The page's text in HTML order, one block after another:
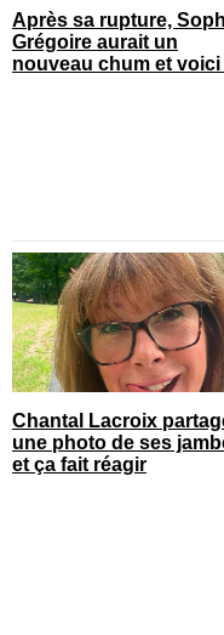
Après sa rupture,
Grégoire aurait un
nouveau chum et voici
Chantal Lacroix
une photo de ses
et ça fait réagir